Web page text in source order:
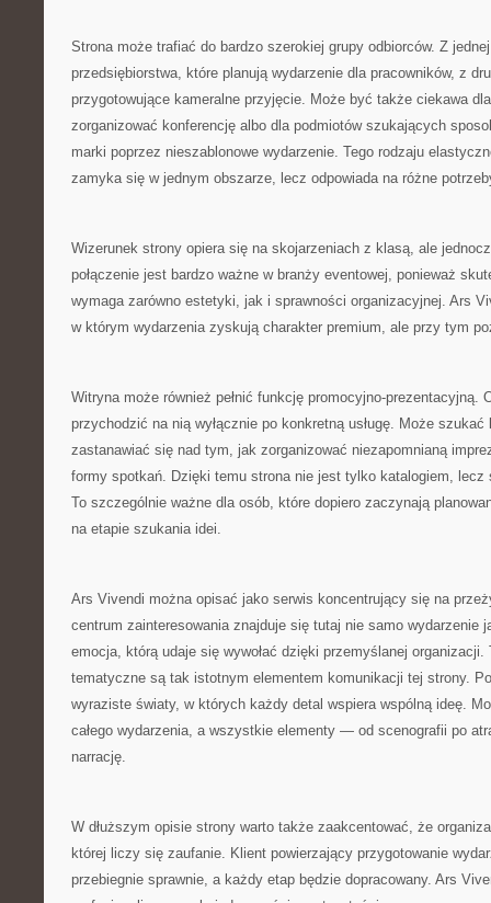
Strona może trafiać do bardzo szerokiej grupy odbiorców. Z
przedsiębiorstwa, które planują wydarzenie dla pracowników, z
przygotowujące kameralne przyjęcie. Może być także ciekawa
zorganizować konferencję albo dla podmiotów szukających
marki poprzez nieszablonowe wydarzenie. Tego rodzaju
zamyka się w jednym obszarze, lecz odpowiada na różne
Wizerunek strony opiera się na skojarzeniach z klasą, ale
połączenie jest bardzo ważne w branży eventowej, ponieważ
wymaga zarówno estetyki, jak i sprawności organizacyjnej. Ars
w którym wydarzenia zyskują charakter premium, ale przy tym
Witryna może również pełnić funkcję promocyjno-prezentacyjną.
przychodzić na nią wyłącznie po konkretną usługę. Może
zastanawiać się nad tym, jak zorganizować niezapomnianą
formy spotkań. Dzięki temu strona nie jest tylko katalogiem, lecz
To szczególnie ważne dla osób, które dopiero zaczynają
na etapie szukania idei.
Ars Vivendi można opisać jako serwis koncentrujący się na
centrum zainteresowania znajduje się tutaj nie samo wydarzenie
emocja, którą udaje się wywołać dzięki przemyślanej organizacji.
tematyczne są tak istotnym elementem komunikacji tej strony.
wyraziste światy, w których każdy detal wspiera wspólną ideę.
całego wydarzenia, a wszystkie elementy — od scenografii po
narrację.
W dłuższym opisie strony warto także zaakcentować, że
której liczy się zaufanie. Klient powierzający przygotowanie
przebiegnie sprawnie, a każdy etap będzie dopracowany. Ars